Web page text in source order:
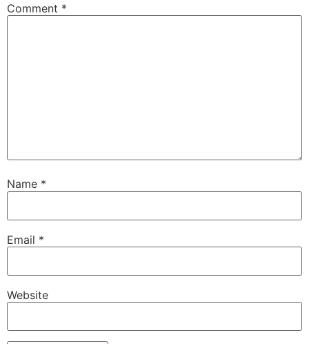
Comment *
Name *
Email *
Website